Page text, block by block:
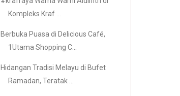
Kompleks Kraf ...
Berbuka Puasa di Delicious Café,
1Utama Shopping C...
Hidangan Tradisi Melayu di Bufet
Ramadan, Teratak ...